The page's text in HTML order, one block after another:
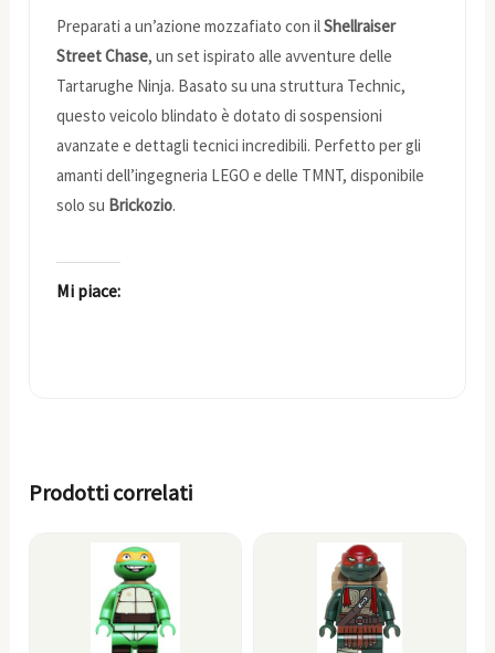
Preparati a un’azione mozzafiato con ilShellraiser
Street Chase, un set ispirato alle avventure delle
Tartarughe Ninja. Basato su una struttura Technic,
questo veicolo blindato è dotato di sospensioni
avanzate e dettagli tecnici incredibili. Perfetto per gli
amanti dell’ingegneria LEGO e delle TMNT, disponibile
solo su Brickozio.
Mi piace:
Prodotti correlati